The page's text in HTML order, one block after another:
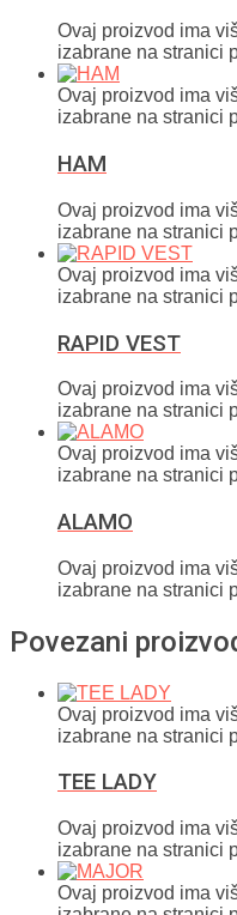
Ovaj proizvod ima
izabrane na stranici
Ovaj proizvod ima
izabrane na stranici
HAM
Ovaj proizvod ima
izabrane na stranici
Ovaj proizvod ima
izabrane na stranici
RAPID VEST
Ovaj proizvod ima
izabrane na stranici
Ovaj proizvod ima
izabrane na stranici
ALAMO
Ovaj proizvod ima
izabrane na stranici
Povezani
Ovaj proizvod ima
izabrane na stranici
TEE LADY
Ovaj proizvod ima
izabrane na stranici
Ovaj proizvod ima